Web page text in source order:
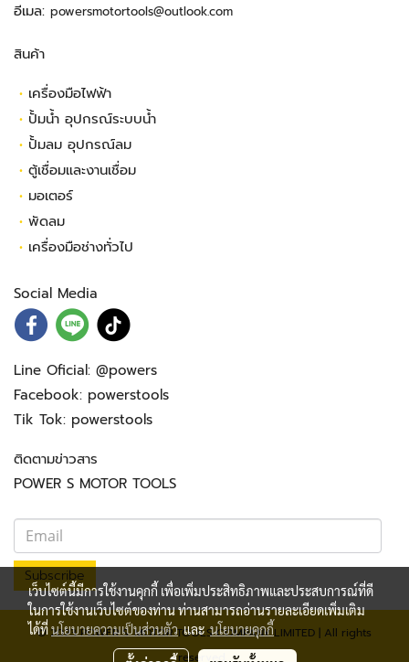
อีเมล: powersmotortools@outlook.com
สินค้า
• เครื่องมือไฟฟ้า
• ปั้มน้ำ อุปกรณ์ระบบน้ำ
• ปั้มลม อุปกรณ์ลม
• ตู้เชื่อมและงานเชื่อม
• มอเตอร์
• พัดลม
• เครื่องมือช่างทั่วไป
Social Media
Line Oficial: @powers
Facebook: powerstools
Tik Tok: powerstools
ติดตามข่าวสาร
POWER S MOTOR TOOLS
Subscribe
© 2023 POWER S. MOTOR TOOLS COMPANY LIMITED | All rights
reserved.
เว็บไซต์นี้มีการใช้งานคุกกี้ เพื่อเพิ่มประสิทธิภาพและประสบการณ์ที่ดี
ในการใช้งานเว็บไซต์ของท่าน ท่านสามารถอ่านรายละเอียดเพิ่มเติม
ได้ที่นโยบายความเป็นส่วนตัวและนโยบายคุกกี้